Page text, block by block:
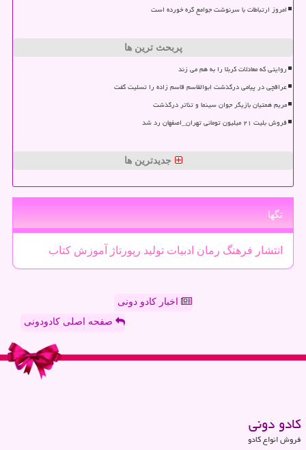
امروز ارتباطات با سرنوشت جوامع گره خورده است
پربحث ترین ها
روایتی که معادلات کربلا را به هم می زند
عراقچی در پیامی درگذشت ابوالقاسم قاسم زاده را تسلیت گفت
مریم همتیان بازیگر جوان سینما و تئاتر درگذشت
فروش بلیت ۲۱ میلیون تومانی تهران_اصفهان رد شد
جدیدترین ها
تگها
انتشار فرهنگ رمان ادبیات تولید رپورتاژ آموزش كتاب
اخبار کادو دونی
صفحه اصلی کادودونی
كادو دونی
فروش انواع کادو